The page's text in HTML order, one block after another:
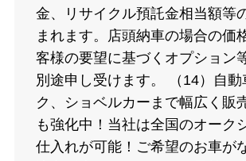
金、リサイクル預託金相当額等
まれます。店頭納車の場合の価
客様の要望に基づくオプション
別途申し受けます。 （14）自動
ク、ショベルカーまで幅広く販
も強化中！当社は全国のオーク
仕入れが可能！ご希望のお車が